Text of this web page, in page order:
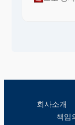
회사소개
책임